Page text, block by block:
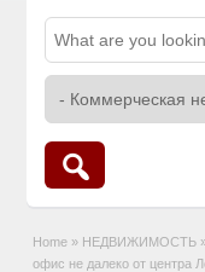
Home » НЕДВИЖИМОСТЬ
офис не далеко от центра